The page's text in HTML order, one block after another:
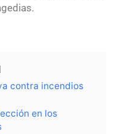
contra incendios
en los